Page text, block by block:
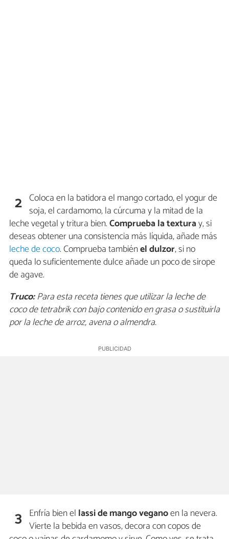
2 Coloca en la batidora el mango cortado, el yogur de
soja, el cardamomo, la cúrcuma y la mitad de la
leche vegetal y tritura bien.Comprueba la texturay, si
deseas obtener una consistencia más líquida, añade más
leche de coco. Comprueba tambiénel dulzor, si no
queda lo suficientemente dulce añade un poco de sirope
de agave.
Truco:Para esta receta tienes que utilizar la leche de
coco de tetrabrik con bajo contenido en grasa o sustituirla
por la leche de arroz, avena o almendra.
3 Enfría bien el lassi de mango veganoen la nevera.
Vierte la bebida en vasos, decora con copos de